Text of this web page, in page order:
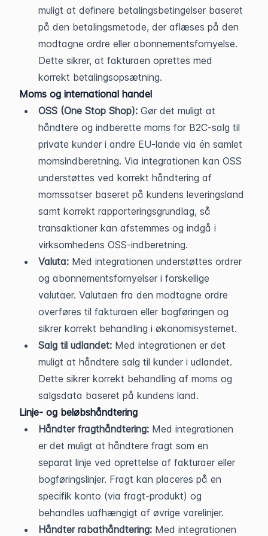
muligt at definere betalingsbetingelser baseret
på den betalingsmetode, der aflæses på den
modtagne ordre eller abonnementsfornyelse.
Dette sikrer, at fakturaen oprettes med
korrekt betalingsopsætning.
Moms og international handel
OSS (One Stop Shop): Gør det muligt at
håndtere og indberette moms for B2C-salg til
private kunder i andre EU-lande via én samlet
momsindberetning. Via integrationen kan OSS
understøttes ved korrekt håndtering af
momssatser baseret på kundens leveringsland
samt korrekt rapporteringsgrundlag, så
transaktioner kan afstemmes og indgå i
virksomhedens OSS-indberetning.
Valuta: Med integrationen understøttes ordrer
og abonnementsfornyelser i forskellige
valutaer. Valutaen fra den modtagne ordre
overføres til fakturaen eller bogføringen og
sikrer korrekt behandling i økonomisystemet.
Salg til udlandet: Med integrationen er det
muligt at håndtere salg til kunder i udlandet.
Dette sikrer korrekt behandling af moms og
salgsdata baseret på kundens land.
Linje- og beløbshåndtering
Håndter fragthåndtering: Med integrationen
er det muligt at håndtere fragt som en
separat linje ved oprettelse af fakturaer eller
bogføringslinjer. Fragt kan placeres på en
specifik konto (via fragt-produkt) og
behandles uafhængigt af øvrige varelinjer.
Håndter rabathåndtering: Med integrationen